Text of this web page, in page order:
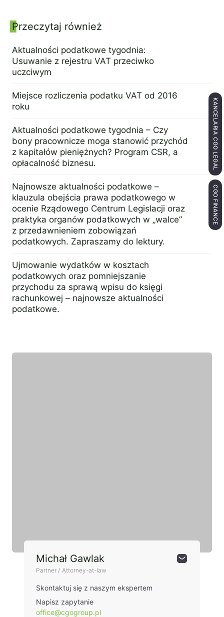
Panel boczny
Przeczytaj również
Aktualności podatkowe tygodnia:
Usuwanie z rejestru VAT przeciwko
uczciwym
Miejsce rozliczenia podatku VAT od 2016
roku
Aktualności podatkowe tygodnia – Czy
bony pracownicze moga stanowić przychód
z kapitałów pieniężnych? Program CSR, a
opłacalność biznesu.
Najnowsze aktualności podatkowe –
klauzula obejścia prawa podatkowego w
ocenie Rządowego Centrum Legislacji oraz
praktyka organów podatkowych w „walce”
z przedawnieniem zobowiązań
podatkowych. Zapraszamy do lektury.
Ujmowanie wydatków w kosztach
podatkowych oraz pomniejszanie
przychodu za sprawą wpisu do księgi
rachunkowej – najnowsze aktualności
podatkowe.
Michał Gawlak
Partner / Attorney-at-law
Skontaktuj się z naszym ekspertem
Napisz zapytanie
office@cgogroup.pl
KANCELARIA CGO LEGAL
CGO FINANCE